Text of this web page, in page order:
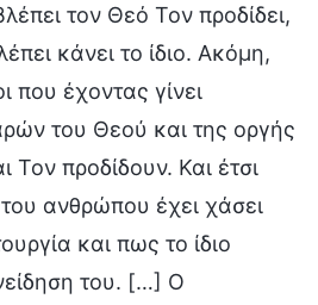
τον Θεό Τον προδίδει,
κάνει το ίδιο. Ακόμη,
που έχοντας γίνει
του Θεού και της οργής
Τον προδίδουν. Και έτσι
ανθρώπου έχει χάσει
και πως το ίδιο
του. […] Ο